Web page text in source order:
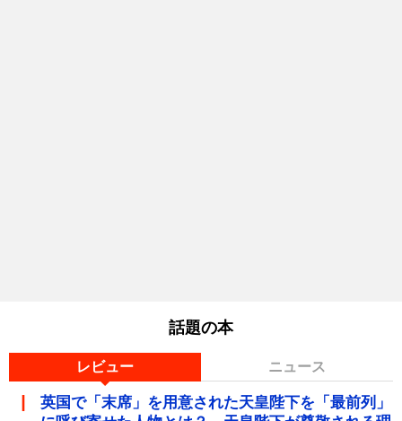
話題の本
レビュー ニュース
英国で「末席」を用意された天皇陛下を「最前列」